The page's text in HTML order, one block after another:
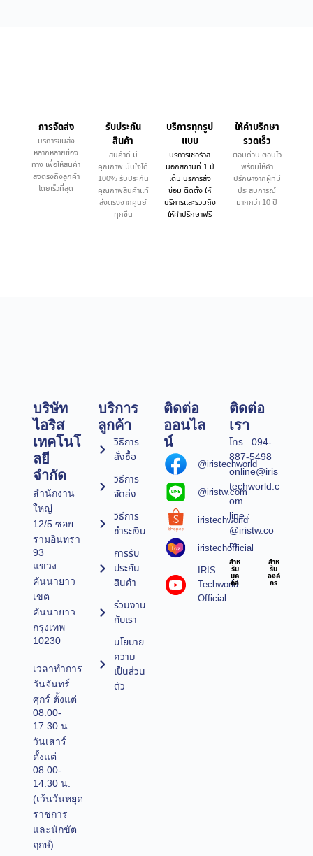
การจัดส่ง
บริการขนส่ง
หลากหลายช่อง
ทาง เพื่อให้สินค้า
ส่งตรงถึงลูกค้า
โดยเร็วที่สุด
รับประกัน
สินค้า
สินค้าดี มี
คุณภาพ มั่นใจได้
100% รับประกัน
คุณภาพสินค้าแท้
ส่งตรงจากศูนย์
ทุกชิ้น
บริการทุกรูป
แบบ
บริการเซอร์วิส
นอกสถานที่ 1 ปี
เต็ม บริการส่ง
ซ่อม ติดตั้ง ให้
บริการและรวมถึง
ให้คำปรึกษาฟรี
ให้คำบรึกษา
รวดเร็ว
ตอบด่วน ตอบไว
พร้อมให้คำ
ปรึกษาจากผู้ที่มี
ประสบการณ์
มากกว่า 10 ปี
บริษัท
ไอริส
เทคโนโ
ลยี
จำกัด
สำนักงาน
ใหญ่
12/5 ซอย
รามอินทรา
93
แขวง
คันนายาว
เขต
คันนายาว
กรุงเทพ
10230
เวลาทำการ
วันจันทร์ –
ศุกร์ ตั้งแต่
08.00-
17.30 น.
วันเสาร์
ตั้งแต่
08.00-
14.30 น.
(เว้นวันหยุด
ราชการ
และนักขัต
ฤกษ์)
บริการ
ลูกค้า
วิธีการ
สั่งซื้อ
วิธีการ
จัดส่ง
วิธีการ
ชำระเงิน
การรับ
ประกัน
สินค้า
ร่วมงาน
กับเรา
นโยบาย
ความ
เป็นส่วน
ตัว
ติดต่อ
ออนไล
น์
@iristechworld
@iristw.com
iristechworld
iristechofficial
IRIS
Techworld
Official
ติดต่อ
เรา
โทร : 094-
887-5498
online@iris
techworld.c
om
line :
@iristw.co
m
สำห
รับ
บุค
คล
สำห
รับ
องค์
กร